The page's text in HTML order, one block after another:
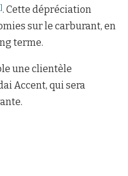
. Cette dépréciation
sur le carburant, en
terme.
une clientèle
Accent, qui sera